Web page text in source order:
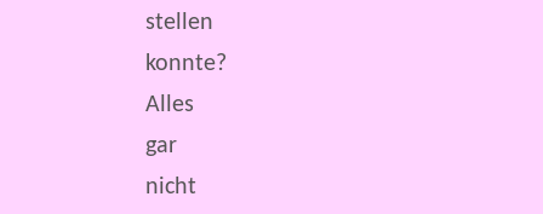
stellen
konnte?
Alles
gar
nicht